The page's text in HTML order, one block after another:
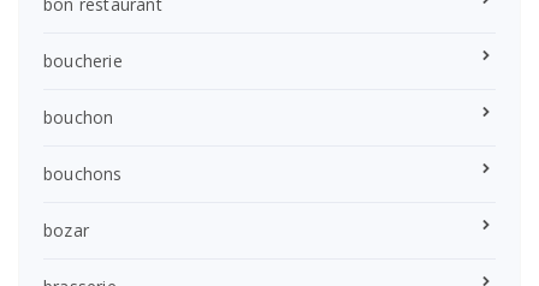
boucherie
bouchon
bouchons
bozar